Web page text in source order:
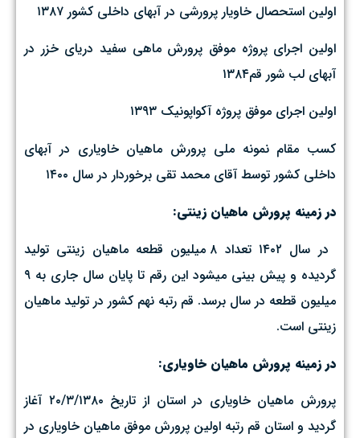
اولین استحصال خاویار پرورشی در آبهای داخلی کشور ۱۳۸۷
اولین اجرای پروژه موفق پرورش ماهی سفید دریای خزر در
آبهای لب شور قم۱۳۸۴
اولین اجرای موفق پروژه آکواپونیک ۱۳۹۳
کسب مقام نمونه ملی پرورش ماهیان خاویاری در آبهای
داخلی کشور توسط آقای محمد تقی برخوردار در سال ۱۴۰۰
در زمینه پرورش ماهیان زینتی:
در سال ۱۴۰۲ تعداد ۸ میلیون قطعه ماهیان زینتی تولید
گردیده و پیش بینی میشود این رقم تا پایان سال جاری به ۹
میلیون قطعه در سال برسد. قم رتبه نهم کشور در تولید ماهیان
زینتی است.
در زمینه پرورش ماهیان خاویاری:
پرورش ماهیان خاویاری در استان از تاریخ ۲۰/۳/۱۳۸۰ آغاز
گردید و استان قم رتبه اولین پرورش موفق ماهیان خاویاری در